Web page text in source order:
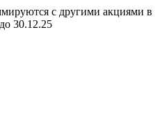
с другими акциями в
30.12.25